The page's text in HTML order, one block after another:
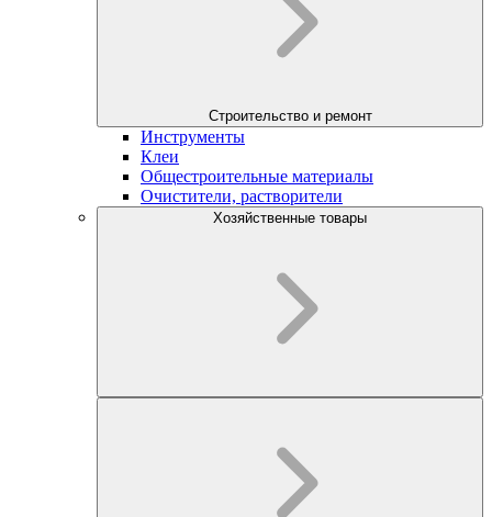
Строительство и ремонт
Инструменты
Клеи
Общестроительные материалы
Очистители, растворители
Хозяйственные товары